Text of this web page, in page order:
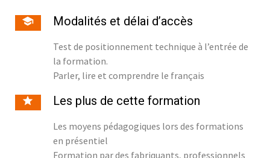
Modalités et délai d’accès
Test de positionnement technique à l’entrée de
la formation.
Parler, lire et comprendre le français
Les plus de cette formation
Les moyens pédagogiques lors des formations
en présentiel
Formation par des fabriquants, professionnels